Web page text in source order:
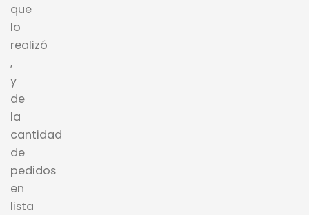
que
lo
realizó
,
y
de
la
cantidad
de
pedidos
en
lista